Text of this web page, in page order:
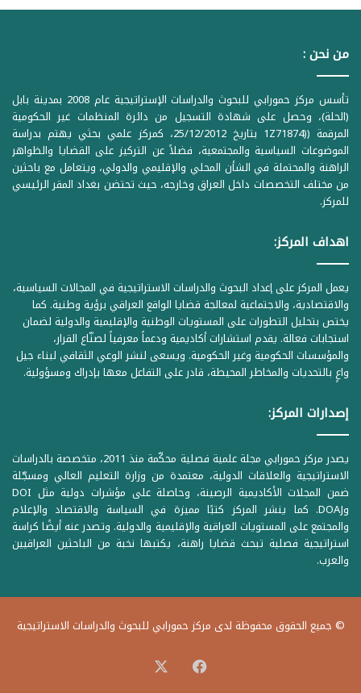
من نحن :
تأسس مركز حمورابي للبحوث والدراسات الإستراتيجية عام 2008 بمدينة بابل
(الحلة)، وحصل على شهادة التسجيل من دائرة المنظمات غير الحكومية
المرقمة ((1Z71874 بتاريخ 25/12/2012، كمركز علمي بحثي يهتم بدراسة
الموضوعات السياسية والمجتمعية، فضلاً عن التركيز على القضايا والظواهر
الراهنة والمحتملة في الشأن المحلي والإقليمي والدولي، ويتعامل مع باحثين
من مختلف التخصصات داخل العراق وخارجه، حيث تحتضن بغداد المقر الرئيسي
للمركز.
اهداف المركز:
يعمل المركز على إعداد البحوث والدراسات الاستراتيجية في المجالات السياسية،
والاقتصادية، والاجتماعية لمعالجة قضايا الواقع العراقي برؤية وطنية. كما
يختص بتحليل التطورات على المستويات الوطنية والإقليمية والدولية لضمان
استجابات فعالة. يقدم استشارات أكاديمية ودعماً معرفياً لصنّاع القرار،
والمؤسسات الحكومية وغير الحكومية. ويسعى لنشر الوعي الثقافي لبناء جيل
واعٍ بالتحديات والمخاطر المحيطة، قادر على التفاعل معها بإدراك ومسؤولية.
إصدارات المركز:
يصدر مركز حمورابي مجلة علمية فصلية محكّمة منذ 2011، متخصصة بالدراسات
الاستراتيجية والعلاقات الدولية، معتمدة من وزارة التعليم العالي ومسجّلة
ضمن المجلات الأكاديمية الرصينة، وحاصلة على مؤشرات دولية مثل DOI
وDOAJ. كما ينشر المركز كتبًا مميزة في السياسة والاقتصاد والإعلام
والمجتمع على المستويات العراقية والإقليمية والدولية. وتصدر عنه أيضًا كراسة
استراتيجية فصلية تبحث قضايا راهنة، يكتبها نخبة من الباحثين العراقيين
والعرب.
© جميع الحقوق محفوظة لدى مركز حمورابي للبحوث والدراسات الاستراتيجية
فيسبوك